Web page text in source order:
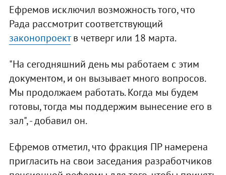
Ефремов исключил возможность того, что
Рада рассмотрит соответствующий
законопроектв четверг или 18 марта.
"На сегодняшний день мы работаем с этим
документом, и он вызывает много вопросов.
Мы продолжаем работать. Когда мы будем
готовы, тогда мы поддержим вынесение его в
зал", - добавил он.
Ефремов отметил, что фракция ПР намерена
пригласить на свои заседания разработчиков